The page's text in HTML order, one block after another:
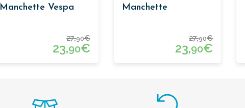
Manchette Vespa
27,90€
23,90€
Manchette
27,90€
23,90€